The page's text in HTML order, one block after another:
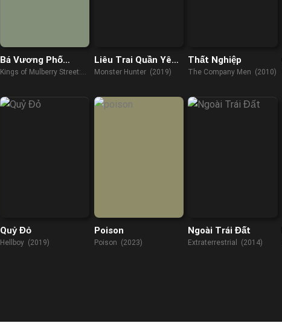
Bá Vương Phố
Mulberry: Tình Yêu
Kings of Mulberry Street:
Liêu Trai Quần Yêu
Phổ
Monster Hunter (2019)
Thất Nghiệp
The Company Men (2010)
Quỷ Đỏ
Hellboy (2019)
Poison
Poison (2023)
Ngoài Trái Đất
Extraterrestrial (2014)